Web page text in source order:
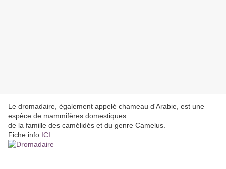
Le dromadaire, également appelé chameau d'Arabie, est une
espèce de mammifères domestiques
de la famille des camélidés et du genre Camelus.
Fiche info ICI